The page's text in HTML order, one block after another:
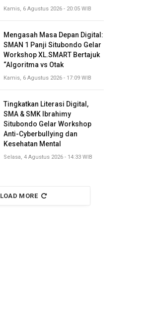
Kamis, 6 Agustus 2026 - 20:05 WIB
Mengasah Masa Depan Digital:
SMAN 1 Panji Situbondo Gelar
Workshop XL.SMART Bertajuk
“Algoritma vs Otak
Kamis, 6 Agustus 2026 - 17:09 WIB
Tingkatkan Literasi Digital,
SMA & SMK Ibrahimy
Situbondo Gelar Workshop
Anti-Cyberbullying dan
Kesehatan Mental
Selasa, 4 Agustus 2026 - 14:33 WIB
LOAD MORE